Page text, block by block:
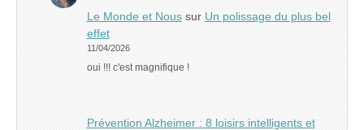
Le Monde et Noussur Un polissage du plus bel
effet
11/04/2026
oui !!! c'est magnifique !
Prévention Alzheimer : 8 loisirs intelligents et